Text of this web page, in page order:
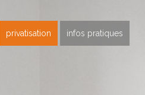
privatisation infos pratiques